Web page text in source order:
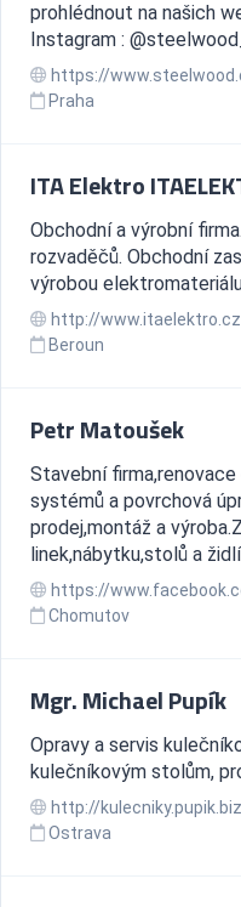
prohlédnout na našich
Instagram :
https://
Praha
ITA Elektro
Obchodní a výrobní
rozvaděčů. Obchodní
výrobou
http://www.itaelektro.cz
Beroun
Petr Matoušek
Stavební
systémů a povrchová
prodej,montáž a
linek,nábytku,stolů a
https://
Chomutov
Mgr. Michael Pupík
Opravy a servis
kulečníkovým stolům,
http://kulecniky.pupik.biz
Ostrava